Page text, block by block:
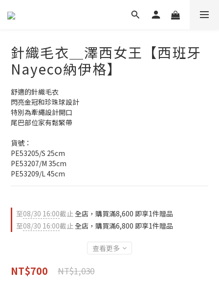
針織毛衣＿澤西女王【西班牙
Nayeco納伊格】
舒適的針織毛衣
閃亮金冠和珍珠球設計
特別為牽繩設計開口
尾巴部位家有鬆緊帶
貨號：
PE53205/S 25cm
PE53207/M 35cm
PE53209/L 45cm
至08/30 16:00截止全店，購買滿8,600 即享1件贈品
至08/30 16:00截止全店，購買滿6,800 即享1件贈品
查看更多
NT$700 NT$1,030